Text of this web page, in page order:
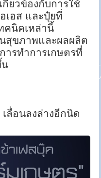
ยวข้องกับการใช้
เอส และปุ๋ยที่
คนิคเหล่านี้
สุขภาพและผลผลิต
ารทำการเกษตรที่
น
ลื่อนลงล่างอีกนิด